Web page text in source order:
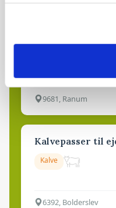
9681, Ranum
Kalvepasser til
Kalve
6392, Bolderslev